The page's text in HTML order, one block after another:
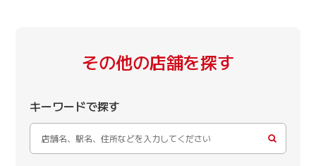
その他の店舗を探す
キーワードで探す